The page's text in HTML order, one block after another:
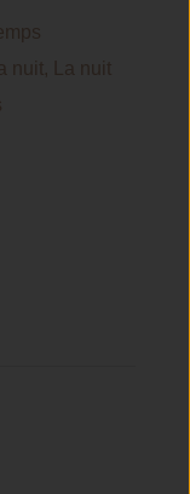
nuit, La nuit